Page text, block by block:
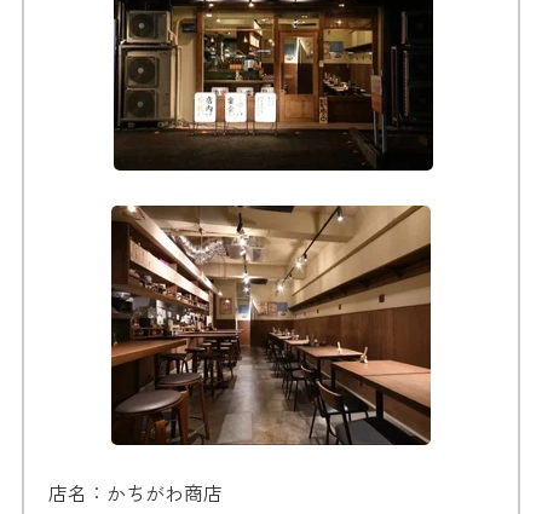
店名：かちがわ商店